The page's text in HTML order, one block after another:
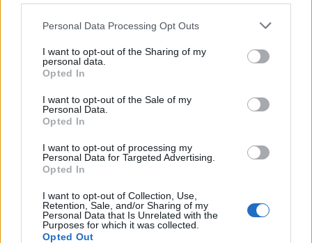
Personal Data Processing Opt Outs
I want to opt-out of the Sharing of my
personal data.
Opted In
I want to opt-out of the Sale of my
Personal Data.
Opted In
I want to opt-out of processing my
Personal Data for Targeted Advertising.
Opted In
I want to opt-out of Collection, Use,
Retention, Sale, and/or Sharing of my
Personal Data that Is Unrelated with the
Purposes for which it was collected.
Opted Out